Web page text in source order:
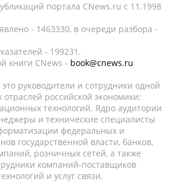
портала CNews.ru c 11.1998
- 1463330, в очереди разбора -
- 199231.
книги CNews - book@cnews.ru
руководители и сотрудники одной
российской экономики:
технологий. Ядро аудитории
и технические специалисты
федеральных и
государственной власти, банков,
розничных сетей, а также
компаний-поставщиков
и услуг связи.